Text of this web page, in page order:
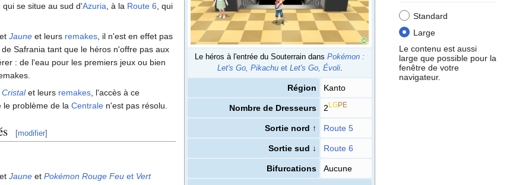
Standard
Large
Le contenu est aussi
large que possible pour la
fenêtre de votre
navigateur.
Le héros à l'entrée du Souterrain dans Pokémon :
Let's Go, Pikachuet Let's Go, Évoli.
Région Kanto
Nombre de Dresseurs 2 LGPE
Sortie nord ↑ Route 5
Sortie sud ↓ Route 6
Bifurcations Aucune
, qui se situe au sud d'Azuria , à la Route 6 , qui
et Jaune et leurs remakes , il n'est en effet pas
Safrania tant que le héros n'offre pas aux
: de l'eau pour les premiers jeux ou bien
Cristalet leurs remakes , l'accès à ce
le problème de la Centrale n'est pas résolu.
[modifier]
et Jaune et Pokémon Rouge Feu et Vert